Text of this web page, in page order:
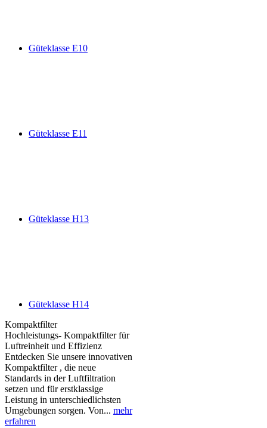
Güteklasse E10
Güteklasse E11
Güteklasse H13
Güteklasse H14
Kompaktfilter
Hochleistungs- Kompaktfilter für
Luftreinheit und Effizienz
Entdecken Sie unsere innovativen
Kompaktfilter , die neue
Standards in der Luftfiltration
setzen und für erstklassige
Leistung in unterschiedlichsten
Umgebungen sorgen. Von... mehr
erfahren